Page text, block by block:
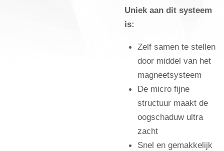
Uniek aan dit systeem
is:
Zelf samen te stellen
door middel van het
magneetsysteem
De micro fijne
structuur maakt de
oogschaduw ultra
zacht
Snel en gemakkelijk